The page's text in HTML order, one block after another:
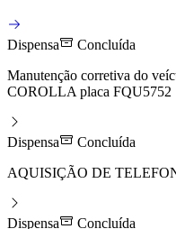
Dispensa
Concluída
Manutenção corretiva do
COROLLA placa FQU5752
Dispensa
Concluída
AQUISIÇÃO DE
Dispensa
Concluída